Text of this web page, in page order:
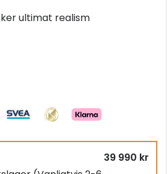
ultimat realism
39 990 kr